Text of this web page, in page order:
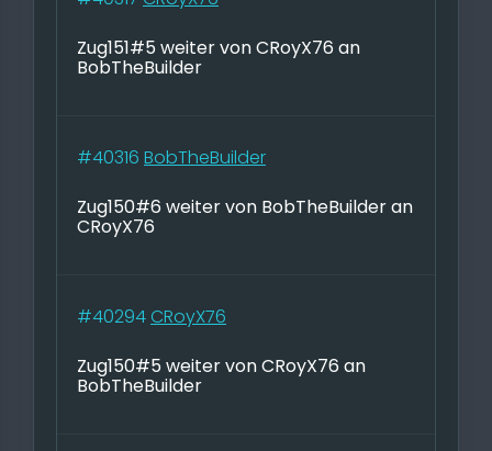
Zug151#5 weiter von CRoyX76 an
BobTheBuilder
#40316 BobTheBuilder
Zug150#6 weiter von BobTheBuilder an
CRoyX76
#40294 CRoyX76
Zug150#5 weiter von CRoyX76 an
BobTheBuilder